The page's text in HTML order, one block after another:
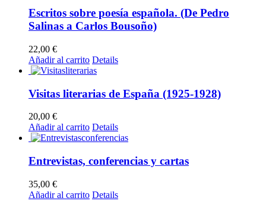
Escritos sobre poesía española. (De Pedro
Salinas a Carlos Bousoño)
22,00 €
Añadir al carrito Details
Visitas literarias de España (1925-1928)
20,00 €
Añadir al carrito Details
Entrevistas, conferencias y cartas
35,00 €
Añadir al carrito Details